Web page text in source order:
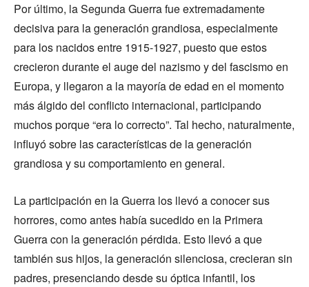
Por último, la Segunda Guerra fue extremadamente
decisiva para la generación grandiosa, especialmente
para los nacidos entre 1915-1927, puesto que estos
crecieron durante el auge del nazismo y del fascismo en
Europa, y llegaron a la mayoría de edad en el momento
más álgido del conflicto internacional, participando
muchos porque “era lo correcto”. Tal hecho, naturalmente,
influyó sobre las características de la generación
grandiosa y su comportamiento en general.
La participación en la Guerra los llevó a conocer sus
horrores, como antes había sucedido en la Primera
Guerra con la generación pérdida. Esto llevó a que
también sus hijos, la generación silenciosa, crecieran sin
padres, presenciando desde su óptica infantil, los